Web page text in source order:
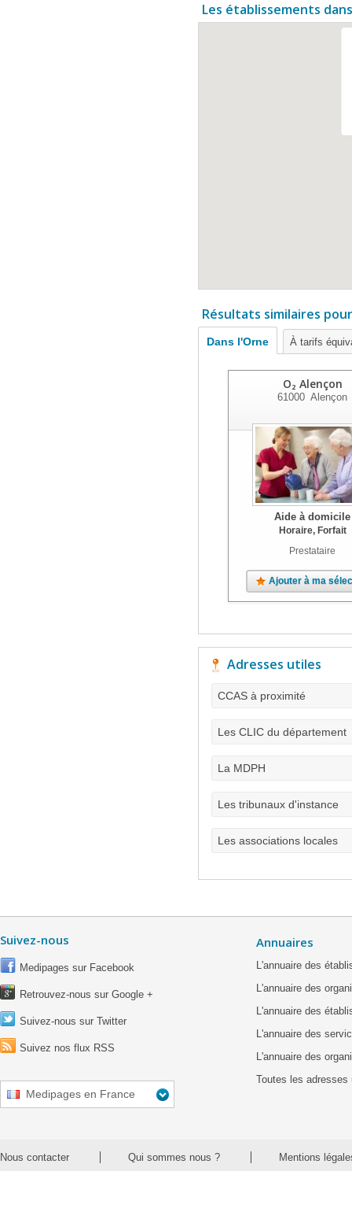
Les établissements
Résultats similaires
Dans l'Orne À tarifs
O₂ Alençon
61000 Alençon
Aide à domicile
Horaire, Forfait
Prestataire
Ajouter à ma
Adresses utiles
CCAS à proximité
Les CLIC du département
La MDPH
Les tribunaux d'instance
Les associations locales
Suivez-nous
Medipages sur Facebook
Retrouvez-nous sur Google +
Suivez-nous sur Twitter
Suivez nos flux RSS
Medipages en France
Annuaires
L'annuaire des
L'annuaire des
L'annuaire des
L'annuaire des
L'annuaire des
Toutes les adresses
Nous contacter Qui sommes nous ? Mentions